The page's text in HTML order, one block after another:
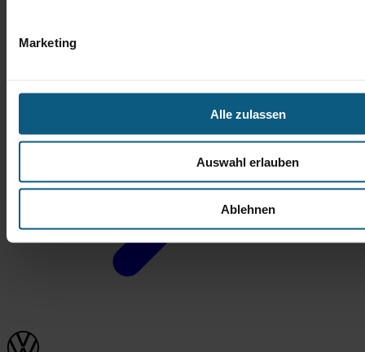
Marketing
Alle zulassen
Auswahl erlauben
Ablehnen